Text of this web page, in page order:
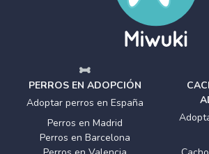
PERROS EN ADOPCIÓN
Adoptar perros en España
Perros en Madrid
Perros en Barcelona